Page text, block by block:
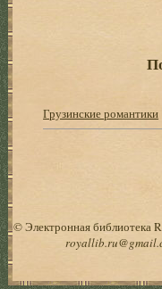
Грузинские романтики
© Электронная библиотека